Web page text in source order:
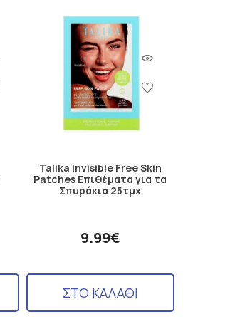
Talika Invisible Free Skin
Patches Επιθέματα για τα
Σπυράκια 25τμχ
9.99€
ΣΤΟ ΚΑΛΑΘΙ